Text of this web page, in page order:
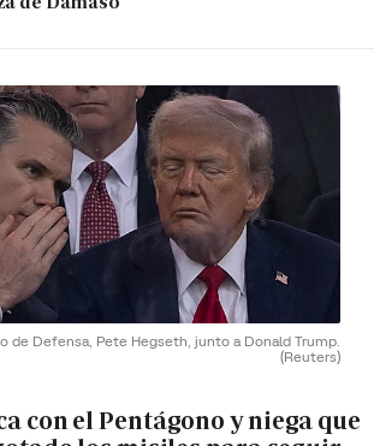
de Defensa, Pete Hegseth, junto a Donald Trump.
(Reuters)
con el Pentágono y niega que